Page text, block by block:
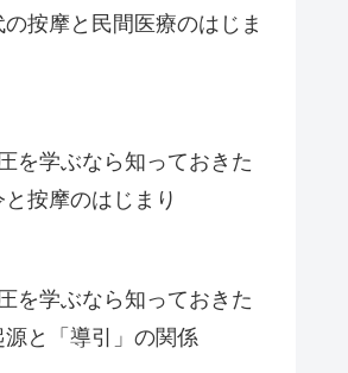
按摩と民間医療のはじま
を学ぶなら知っておきた
按摩のはじまり
を学ぶなら知っておきた
と「導引」の関係